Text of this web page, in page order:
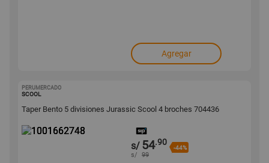
Agregar
PERUMERCADO
SCOOL
Taper Bento 5 divisiones Jurassic Scool 4 broches 704436
s/ 54.90
-44%
s/ 99